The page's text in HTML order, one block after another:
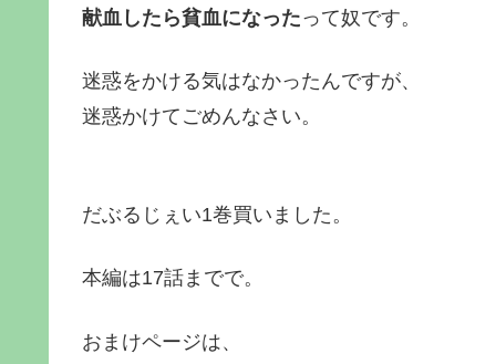
献血したら貧血になったって奴です。
迷惑をかける気はなかったんですが、
迷惑かけてごめんなさい。
だぶるじぇい1巻買いました。
本編は17話までで。
おまけページは、